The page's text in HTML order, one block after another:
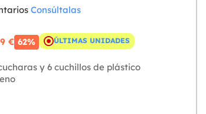
Consúltalas
€ 62% ÚLTIMAS UNIDADES
y 6 cuchillos de plástico